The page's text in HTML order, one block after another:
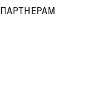
ПАРТНЕРАМ